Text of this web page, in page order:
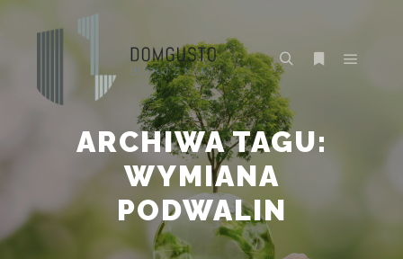
ARCHIWA TAGU:
WYMIANA
PODWALIN